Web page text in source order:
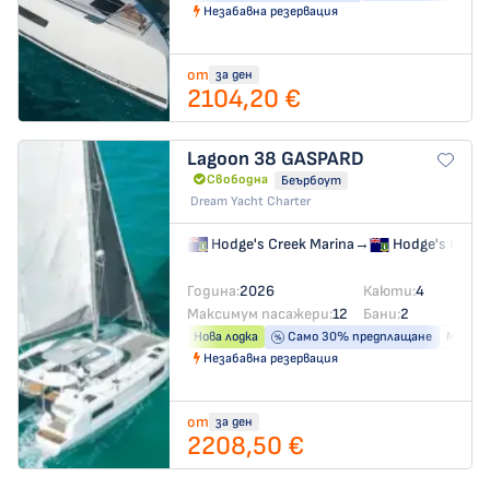
Незабавна резервация
от за ден
2104,20 €
Lagoon 38 GASPARD
Свободна
Беърбоут
Dream Yacht Charter
Hodge's Creek Marina→ Hodge's
Година:2026 Каюти:4
Максимум пасажери:12 Бани:2
Нова лодка Само 30% предплащане
Незабавна резервация
от за ден
2208,50 €